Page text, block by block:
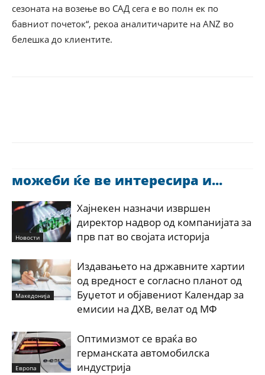
сезоната на возење во САД сега е во полн ек по
бавниот почеток“, рекоа аналитичарите на ANZ во
белешка до клиентите.
можеби ќе ве интересира и...
Новости
Хајнекен назначи извршен
директор надвор од компанијата за
прв пат во својата историја
Македонија
Издавањето на државните хартии
од вредност е согласно планот од
Буџетот и објавениот Календар за
емисии на ДХВ, велат од МФ
Европа
Оптимизмот се враќа во
германската автомобилска
индустрија